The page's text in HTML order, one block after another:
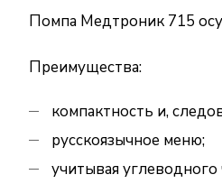
Помпа Медтроник 715
Преимущества:
компактность и,
русскоязычное меню;
учитывая